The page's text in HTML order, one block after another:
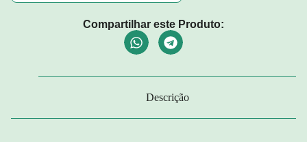
Compartilhar este Produto:
Descrição